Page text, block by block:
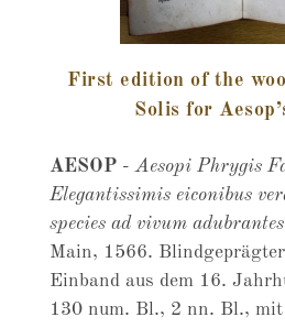
First edition of the
Solis for
AESOP -Aesopi Phrygis
Elegantissimis eiconibus
species ad vivum
Main, 1566.
Einband aus dem 16.
130 num. Bl., 2 nn. Bl.,